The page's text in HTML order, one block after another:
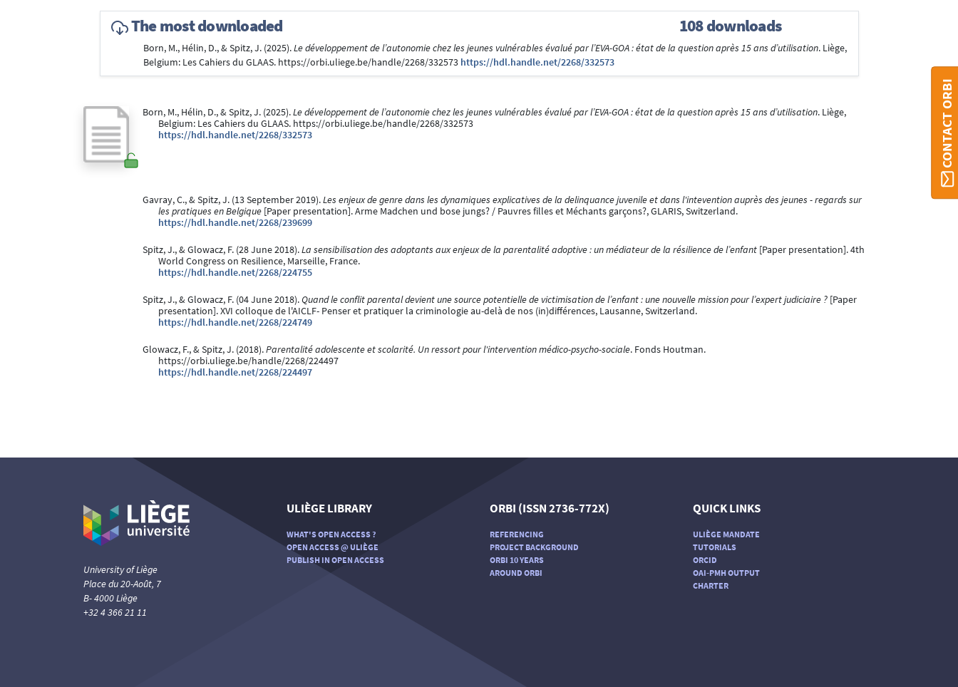
The most downloaded 108 downloads
Born, M., Hélin, D., & Spitz, J. (2025).Le développement de l’autonomie chez les jeunes vulnérables évalué par l’EVA-GOA : état de la question après 15 ans d’utilisation. Liège,
Belgium: Les Cahiers du GLAAS. https://orbi.uliege.be/handle/2268/332573 https://hdl.handle.net/2268/332573
Born, M., Hélin, D., & Spitz, J. (2025).Le développement de l’autonomie chez les jeunes vulnérables évalué par l’EVA-GOA : état de la question après 15 ans d’utilisation. Liège,
Belgium: Les Cahiers du GLAAS. https://orbi.uliege.be/handle/2268/332573
https://hdl.handle.net/2268/332573
Gavray, C., & Spitz, J. (13 September 2019).Les enjeux de genre dans les dynamiques explicatives de la delinquance juvenile et dans l'intevention auprès des jeunes - regards sur
les pratiques en Belgique [Paper presentation]. Arme Madchen und bose jungs? / Pauvres filles et Méchants garçons?, GLARIS, Switzerland.
https://hdl.handle.net/2268/239699
Spitz, J., & Glowacz, F. (28 June 2018).La sensibilisation des adoptants aux enjeux de la parentalité adoptive : un médiateur de la résilience de l’enfant[Paper presentation]. 4th
World Congress on Resilience, Marseille, France.
https://hdl.handle.net/2268/224755
Spitz, J., & Glowacz, F. (04 June 2018).Quand le conflit parental devient une source potentielle de victimisation de l’enfant : une nouvelle mission pour l’expert judiciaire ?[Paper
presentation]. XVI colloque de l'AICLF- Penser et pratiquer la criminologie au-delà de nos (in)différences, Lausanne, Switzerland.
https://hdl.handle.net/2268/224749
Glowacz, F., & Spitz, J. (2018).Parentalité adolescente et scolarité. Un ressort pour l'intervention médico-psycho-sociale. Fonds Houtman.
https://orbi.uliege.be/handle/2268/224497
https://hdl.handle.net/2268/224497
CONTACT ORBI
University of Liège
Place du 20-Août, 7
B- 4000 Liège
+32 4 366 21 11
ULIÈGE LIBRARY
WHAT'S OPEN ACCESS ?
OPEN ACCESS @ ULIÈGE
PUBLISH IN OPEN ACCESS
ORBI (ISSN 2736-772X)
REFERENCING
PROJECT BACKGROUND
ORBI 10 YEARS
AROUND ORBI
QUICK LINKS
ULIÈGE MANDATE
TUTORIALS
ORCID
OAI-PMH OUTPUT
CHARTER